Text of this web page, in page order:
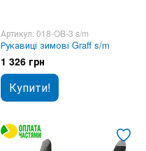
Артикул: 018-OB-3 s/m
Рукавиці зимові Graff s/m
1 326 грн
Купити!